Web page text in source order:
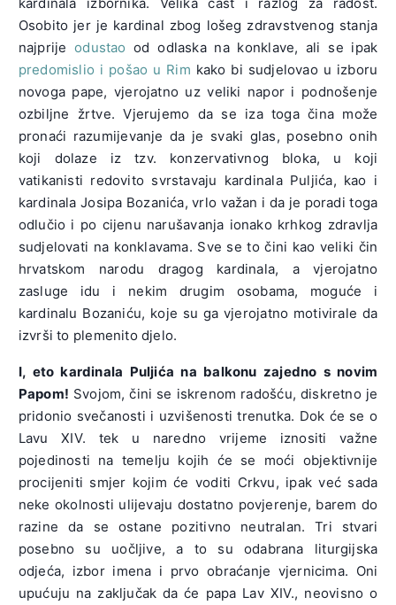
Osobito jer je kardinal zbog lošeg zdravstvenog stanja
najprijeodustao od odlaska na konklave, ali se ipak
predomislio i pošao u Rim kako bi sudjelovao u izboru
novoga pape, vjerojatno uz veliki napor i podnošenje
ozbiljne žrtve. Vjerujemo da se iza toga čina može
pronaći razumijevanje da je svaki glas, posebno onih
koji dolaze iz tzv. konzervativnog bloka, u koji
vatikanisti redovito svrstavaju kardinala Puljića, kao i
kardinala Josipa Bozanića, vrlo važan i da je poradi toga
odlučio i po cijenu narušavanja ionako krhkog zdravlja
sudjelovati na konklavama. Sve se to čini kao veliki čin
hrvatskom narodu dragog kardinala, a vjerojatno
zasluge idu i nekim drugim osobama, moguće i
kardinalu Bozaniću, koje su ga vjerojatno motivirale da
izvrši to plemenito djelo.
I, eto kardinala Puljića na balkonu zajedno s novim
Papom! Svojom, čini se iskrenom radošću, diskretno je
pridonio svečanosti i uzvišenosti trenutka. Dok će se o
Lavu XIV. tek u naredno vrijeme iznositi važne
pojedinosti na temelju kojih će se moći objektivnije
procijeniti smjer kojim će voditi Crkvu, ipak već sada
neke okolnosti ulijevaju dostatno povjerenje, barem do
razine da se ostane pozitivno neutralan. Tri stvari
posebno su uočljive, a to su odabrana liturgijska
odjeća, izbor imena i prvo obraćanje vjernicima. Oni
upućuju na zaključak da će papa Lav XIV., neovisno o